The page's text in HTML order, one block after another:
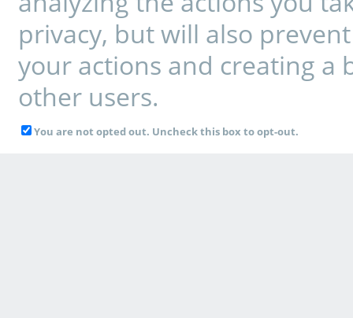
privacy, but will also
your actions and creating a
other users.
You are not opted out. Uncheck this box to opt-out.